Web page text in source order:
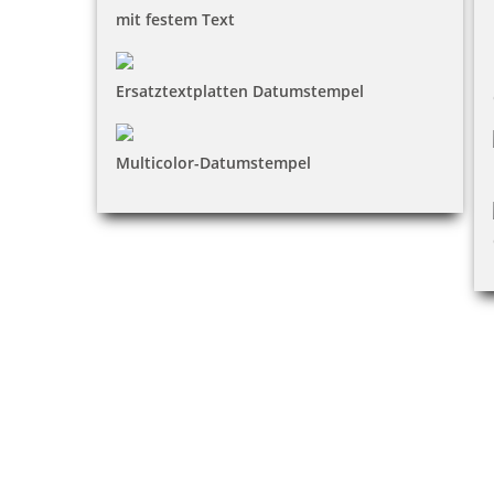
mit festem Text
Ersatztextplatten Datumstempel
Multicolor-Datumstempel